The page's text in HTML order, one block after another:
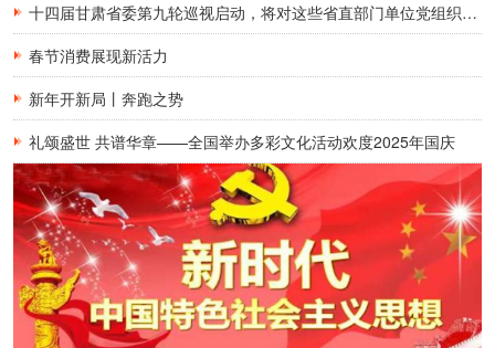
十四届甘肃省委第九轮巡视启动，将对这些省直部门单位党组织开展巡视
春节消费展现新活力
新年开新局丨奔跑之势
礼颂盛世 共谱华章——全国举办多彩文化活动欢度2025年国庆